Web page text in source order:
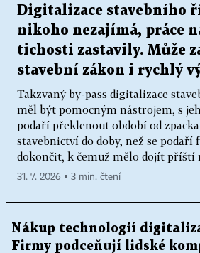
Digitalizace stavebního
nikoho nezajímá, práce
tichosti zastavily. Může
stavební zákon i rychlý
Takzvaný by-pass digitalizace
měl být pomocným nástrojem, s
podaří překlenout období od
stavebnictví do doby, než se podaří
dokončit, k čemuž mělo dojít příští
31. 7. 2026 ▪ 3 min. čtení
Nákup technologií
Firmy podceňují lidské